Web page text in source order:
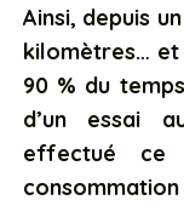
Ainsi, depuis
kilomètres… et
90 % du
d’un essai
effectué ce